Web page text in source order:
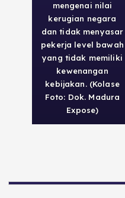
mengenai nilai
kerugian negara
dan tidak menyasar
pekerja level bawah
yang tidak memiliki
kewenangan
kebijakan. (Kolase
Foto: Dok. Madura
Expose)